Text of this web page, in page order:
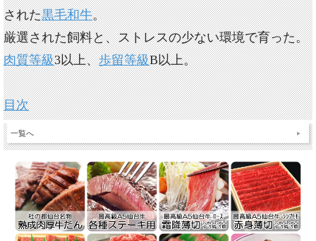
された黒毛和牛。
厳選された飼料と、ストレスの少ない環境で育った。
肉質等級3以上、歩留等級B以上。
目次
一覧へ